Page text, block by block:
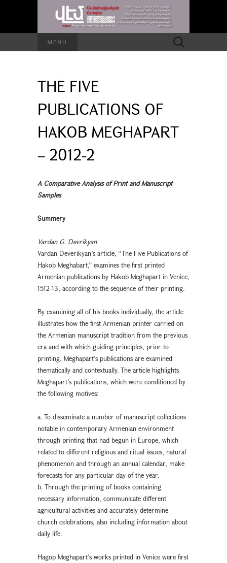
MENU
Search
for:
THE FIVE
PUBLICATIONS OF
HAKOB MEGHAPART
– 2012-2
A Comparative Analysis of Print and Manuscript
Samples
Summery
Vardan G. Devrikyan
Vardan Deverikyan’s article, “The Five Publications of
Hakob Meghabart,” examines the first printed
Armenian publications by Hakob Meghapart in Venice,
1512-13, according to the sequence of their printing.
By examining all of his books individually, the article
illustrates how the first Armenian printer carried on
the Armenian manuscript tradition from the previous
era and with which guiding principles, prior to
printing. Meghapart’s publications are examined
thematically and contextually. The article highlights
Meghapart’s publications, which were conditioned by
the following motives:
a. To disseminate a number of manuscript collections
notable in contemporary Armenian environment
through printing that had begun in Europe, which
related to different religious and ritual issues, natural
phenomenon and through an annual calendar, make
forecasts for any particular day of the year.
b. Through the printing of books containing
necessary information, communicate different
agricultural activities and accurately determine
church celebrations, also including information about
daily life.
Hagop Meghapart’s works printed in Venice were first